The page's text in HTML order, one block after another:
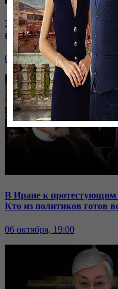
Зачем встретились
строительстве нашей АЭС
07 октября, 19:00
В Иране к
Кто из политиков готов
06 октября, 19:00